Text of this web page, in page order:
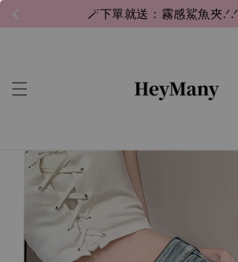
🪄下單就送：霧感鯊魚夾.ᐟ.ᐟ